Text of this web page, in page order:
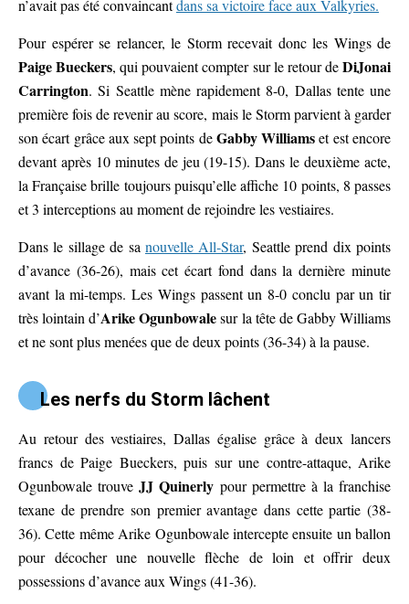
n’avait pas été convaincantdans sa victoire face aux Valkyries.
Pour espérer se relancer, le Storm recevait donc les Wings de
Paige Bueckers, qui pouvaient compter sur le retour deDiJonai
Carrington. Si Seattle mène rapidement 8-0, Dallas tente une
première fois de revenir au score, mais le Storm parvient à garder
son écart grâce aux sept points deGabby Williamset est encore
devant après 10 minutes de jeu (19-15). Dans le deuxième acte,
la Française brille toujours puisqu’elle affiche 10 points, 8 passes
et 3 interceptions au moment de rejoindre les vestiaires.
Dans le sillage de sa nouvelle All-Star, Seattle prend dix points
d’avance (36-26), mais cet écart fond dans la dernière minute
avant la mi-temps. Les Wings passent un 8-0 conclu par un tir
très lointain d’Arike Ogunbowalesur la tête de Gabby Williams
et ne sont plus menées que de deux points (36-34) à la pause.
Les nerfs du Storm lâchent
Au retour des vestiaires, Dallas égalise grâce à deux lancers
francs de Paige Bueckers, puis sur une contre-attaque, Arike
Ogunbowale trouveJJ Quinerly pour permettre à la franchise
texane de prendre son premier avantage dans cette partie (38-
36). Cette même Arike Ogunbowale intercepte ensuite un ballon
pour décocher une nouvelle flèche de loin et offrir deux
possessions d’avance aux Wings (41-36).